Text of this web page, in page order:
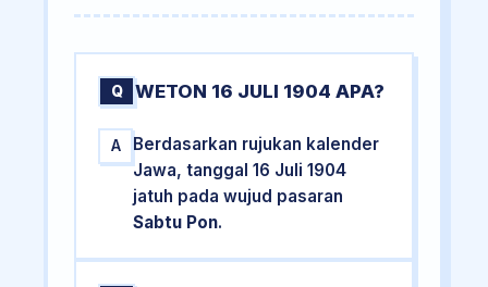
Q WETON 16 JULI 1904 APA?
A
Berdasarkan rujukan kalender
Jawa, tanggal 16 Juli 1904
jatuh pada wujud pasaran
Sabtu Pon.